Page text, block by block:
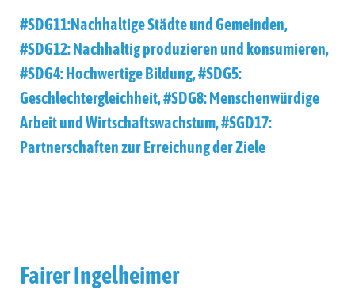
#SDG11:Nachhaltige Städte und Gemeinden,
#SDG12: Nachhaltig produzieren und konsumieren,
#SDG4: Hochwertige Bildung,#SDG5:
Geschlechtergleichheit,#SDG8: Menschenwürdige
Arbeit und Wirtschaftswachstum,#SGD17:
Partnerschaften zur Erreichung der Ziele
Fairer Ingelheimer